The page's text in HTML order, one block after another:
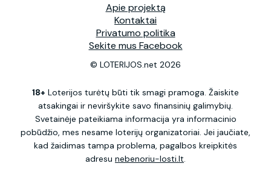
Apie projektą
Kontaktai
Privatumo politika
Sekite mus Facebook
© LOTERIJOS.net 2026
18+ Loterijos turėtų būti tik smagi pramoga. Žaiskite
atsakingai ir neviršykite savo finansinių galimybių.
Svetainėje pateikiama informacija yra informacinio
pobūdžio, mes nesame loterijų organizatoriai. Jei jaučiate,
kad žaidimas tampa problema, pagalbos kreipkitės
adresu nebenoriu-losti.lt